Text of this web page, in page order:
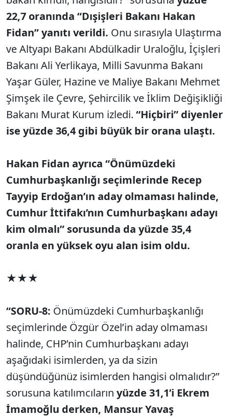
22,7 oranında “Dışişleri Bakanı Hakan
Fidan” yanıtı verildi. Onu sırasıyla Ulaştırma
ve Altyapı Bakanı Abdülkadir Uraloğlu, İçişleri
Bakanı Ali Yerlikaya, Milli Savunma Bakanı
Yaşar Güler, Hazine ve Maliye Bakanı Mehmet
Şimşek ile Çevre, Şehircilik ve İklim Değişikliği
Bakanı Murat Kurum izledi. “Hiçbiri” diyenler
ise yüzde 36,4 gibi büyük bir orana ulaştı.
Hakan Fidan ayrıca “Önümüzdeki
Cumhurbaşkanlığı seçimlerinde Recep
Tayyip Erdoğan’ın aday olmaması halinde,
Cumhur İttifakı’nın Cumhurbaşkanı adayı
kim olmalı” sorusunda da yüzde 35,4
oranla en yüksek oyu alan isim oldu.
★★★
“SORU-8: Önümüzdeki Cumhurbaşkanlığı
seçimlerinde Özgür Özel’in aday olmaması
halinde, CHP’nin Cumhurbaşkanı adayı
aşağıdaki isimlerden, ya da sizin
düşündüğünüz isimlerden hangisi olmalıdır?”
sorusuna katılımcıların yüzde 31,1’i Ekrem
İmamoğlu derken, Mansur Yavaş